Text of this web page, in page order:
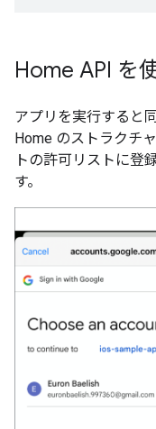
Home API を
アプリを実行すると
Home のストラクチ
トの許可リストに登
す。